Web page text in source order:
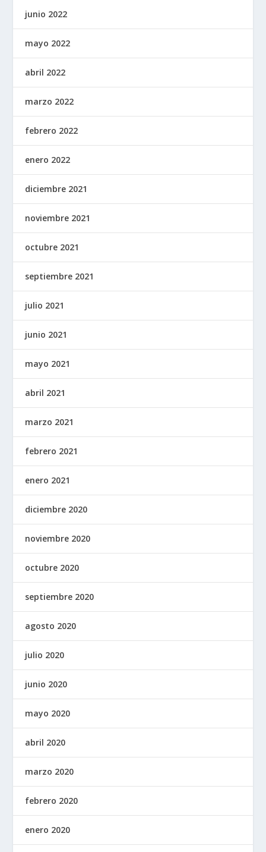
junio 2022
mayo 2022
abril 2022
marzo 2022
febrero 2022
enero 2022
diciembre 2021
noviembre 2021
octubre 2021
septiembre 2021
julio 2021
junio 2021
mayo 2021
abril 2021
marzo 2021
febrero 2021
enero 2021
diciembre 2020
noviembre 2020
octubre 2020
septiembre 2020
agosto 2020
julio 2020
junio 2020
mayo 2020
abril 2020
marzo 2020
febrero 2020
enero 2020